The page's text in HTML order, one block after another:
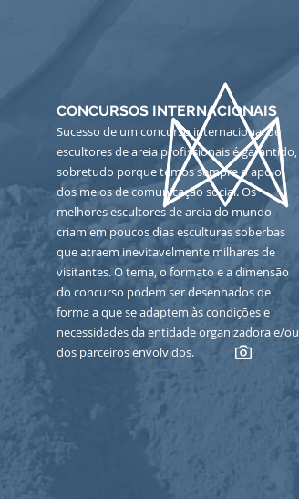
CONCURSOS INTERNACIONAIS
Sucesso de um concurso internacional de
escultores de areia profissionais é garantido,
sobretudo porque temos sempre o apoio
dos meios de comunicação social. Os
melhores escultores de areia do mundo
criam em poucos dias esculturas soberbas
que atraem inevitavelmente milhares de
visitantes. O tema, o formato e a dimensão
do concurso podem ser desenhados de
forma a que se adaptem às condições e
necessidades da entidade organizadora e/ou
dos parceiros envolvidos.